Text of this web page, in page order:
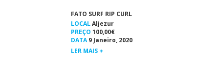
FATO SURF RIP CURL
LOCALAljezur
PREÇO 100,00€
DATA9 Janeiro, 2020
LER MAIS +